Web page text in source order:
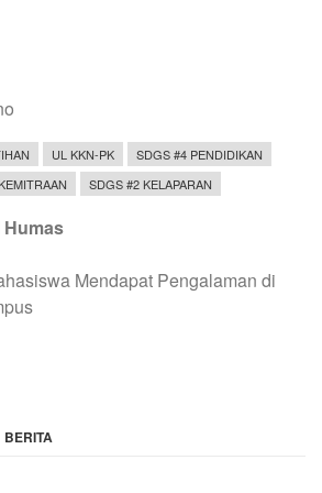
UL KKN-PK
SDGS #4 PENDIDIKAN
SDGS #2 KELAPARAN
Mendapat Pengalaman di
BERITA